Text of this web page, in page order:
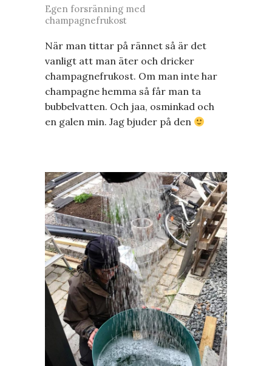
Egen forsränning med
champagnefrukost
När man tittar på rännet så är det
vanligt att man äter och dricker
champagnefrukost. Om man inte har
champagne hemma så får man ta
bubbelvatten. Och jaa, osminkad och
en galen min. Jag bjuder på den